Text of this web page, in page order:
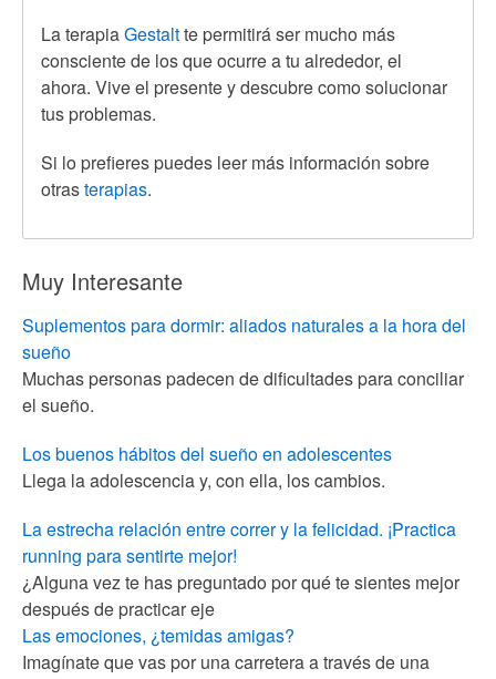
La terapiaGestaltte permitirá ser mucho más
consciente de los que ocurre a tu alrededor, el
ahora. Vive el presente y descubre como solucionar
tus problemas.
Si lo prefieres puedes leer más información sobre
otrasterapias.
Muy Interesante
Suplementos para dormir: aliados naturales a la hora del
sueño
Muchas personas padecen de dificultades para conciliar
el sueño.
Los buenos hábitos del sueño en adolescentes
Llega la adolescencia y, con ella, los cambios.
La estrecha relación entre correr y la felicidad. ¡Practica
running para sentirte mejor!
¿Alguna vez te has preguntado por qué te sientes mejor
después de practicar eje
Las emociones, ¿temidas amigas?
Imagínate que vas por una carretera a través de una